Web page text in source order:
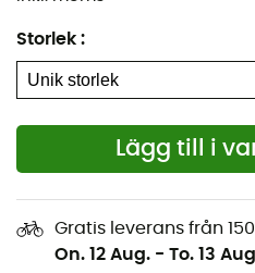
Storlek :
Lägg till i
Gratis leverans från
On. 12 Aug. - To. 13
Footwear & Gear Cleaner
Grangers
för att eliminera all